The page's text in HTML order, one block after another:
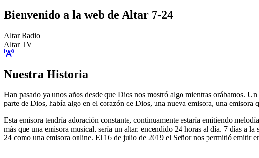
Bienvenido a la web de Altar 7-24
Altar Radio
Altar TV
Nuestra Historia
Han pasado ya unos años desde que Dios nos mostró algo mientras orábamos.
parte de Dios, había algo en el corazón de Dios, una nueva emisora, una emisora
Esta emisora tendría adoración constante, continuamente estaría emitiendo
más que una emisora musical, sería un altar, encendido 24 horas al día, 7 días a
24 como una emisora online. El 16 de julio de 2019 el Señor nos permitió emitir